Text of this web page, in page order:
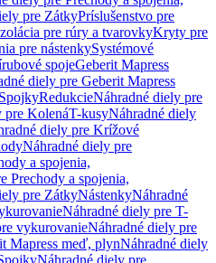
pre ZátkyPríslušenstvo pre
pre rúry a tvarovkyKryty pre
pre nástenkySystémové
spojeGeberit Mapress
diely pre Geberit Mapress
RedukcieNáhradné diely pre
pre KolenáT-kusyNáhradné diely
diely pre Krížové
Náhradné diely pre
a spojenia,
Prechody a spojenia,
pre ZátkyNástenkyNáhradné
Náhradné diely pre T-
vykurovanieNáhradné diely pre
Mapress meď, plynNáhradné diely
Náhradné diely pre